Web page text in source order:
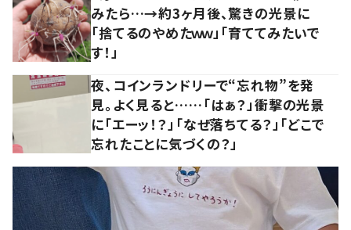
みたら…→約3ヶ月後、驚きの光景に
「捨てるのやめたｗｗ」「育ててみたいで
す！」
夜、コインランドリーで“忘れ物”を発
見。よく見ると……「はぁ？」衝撃の光景
に「エーッ！？」「なぜ落ちてる？」「どこで
忘れたことに気づくの？」